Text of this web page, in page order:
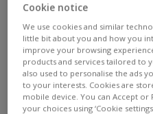
Cookie notice
We use cookies and similar
little bit about you and how you
improve your browsing
products and services tailored to
also used to personalise the ads
to your interests. Cookies are
mobile device. You can Accept or
your choices using ‘Cookie